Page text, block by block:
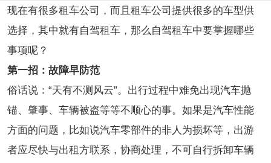
现在有很多租车公司，而且租车公司提供很多的车型供
选择，其中就有自驾租车，那么自驾租车中要掌握哪些
事项呢？
第一招：故障早防范
俗话说：“天有不测风云”。出行过程中难免出现汽车抛
锚、肇事、车辆被盗等等不顺心的事。如果是汽车性能
方面的问题，比如说汽车零部件的非人为损坏等，出游
者应尽快与出租方联系，协商处理，不可自行拆卸车辆